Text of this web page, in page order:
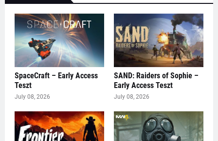
SpaceCraft – Early Access
Teszt
July 08, 2026
SAND: Raiders of Sophie –
Early Access Teszt
July 08, 2026